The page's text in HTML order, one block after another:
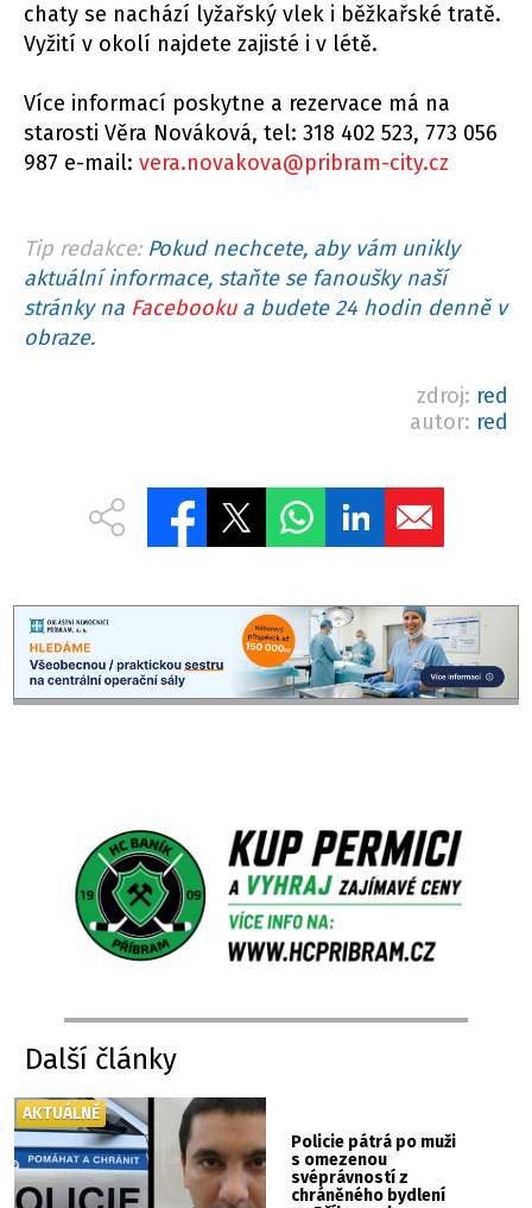
chaty se nachází lyžařský vlek i běžkařské tratě.
Vyžití v okolí najdete zajisté i v létě.
Více informací poskytne a rezervace má na
starosti Věra Nováková, tel: 318 402 523, 773 056
987 e-mail: vera.novakova@pribram-city.cz
Tip redakce: Pokud nechcete, aby vám unikly
aktuální informace, staňte se fanoušky naší
stránky na Facebookua budete 24 hodin denně v
obraze.
zdroj: red
autor: red
Další články
Policie pátrá po muži
s omezenou
svéprávností z
chráněného bydlení
AKTUÁLNĚ